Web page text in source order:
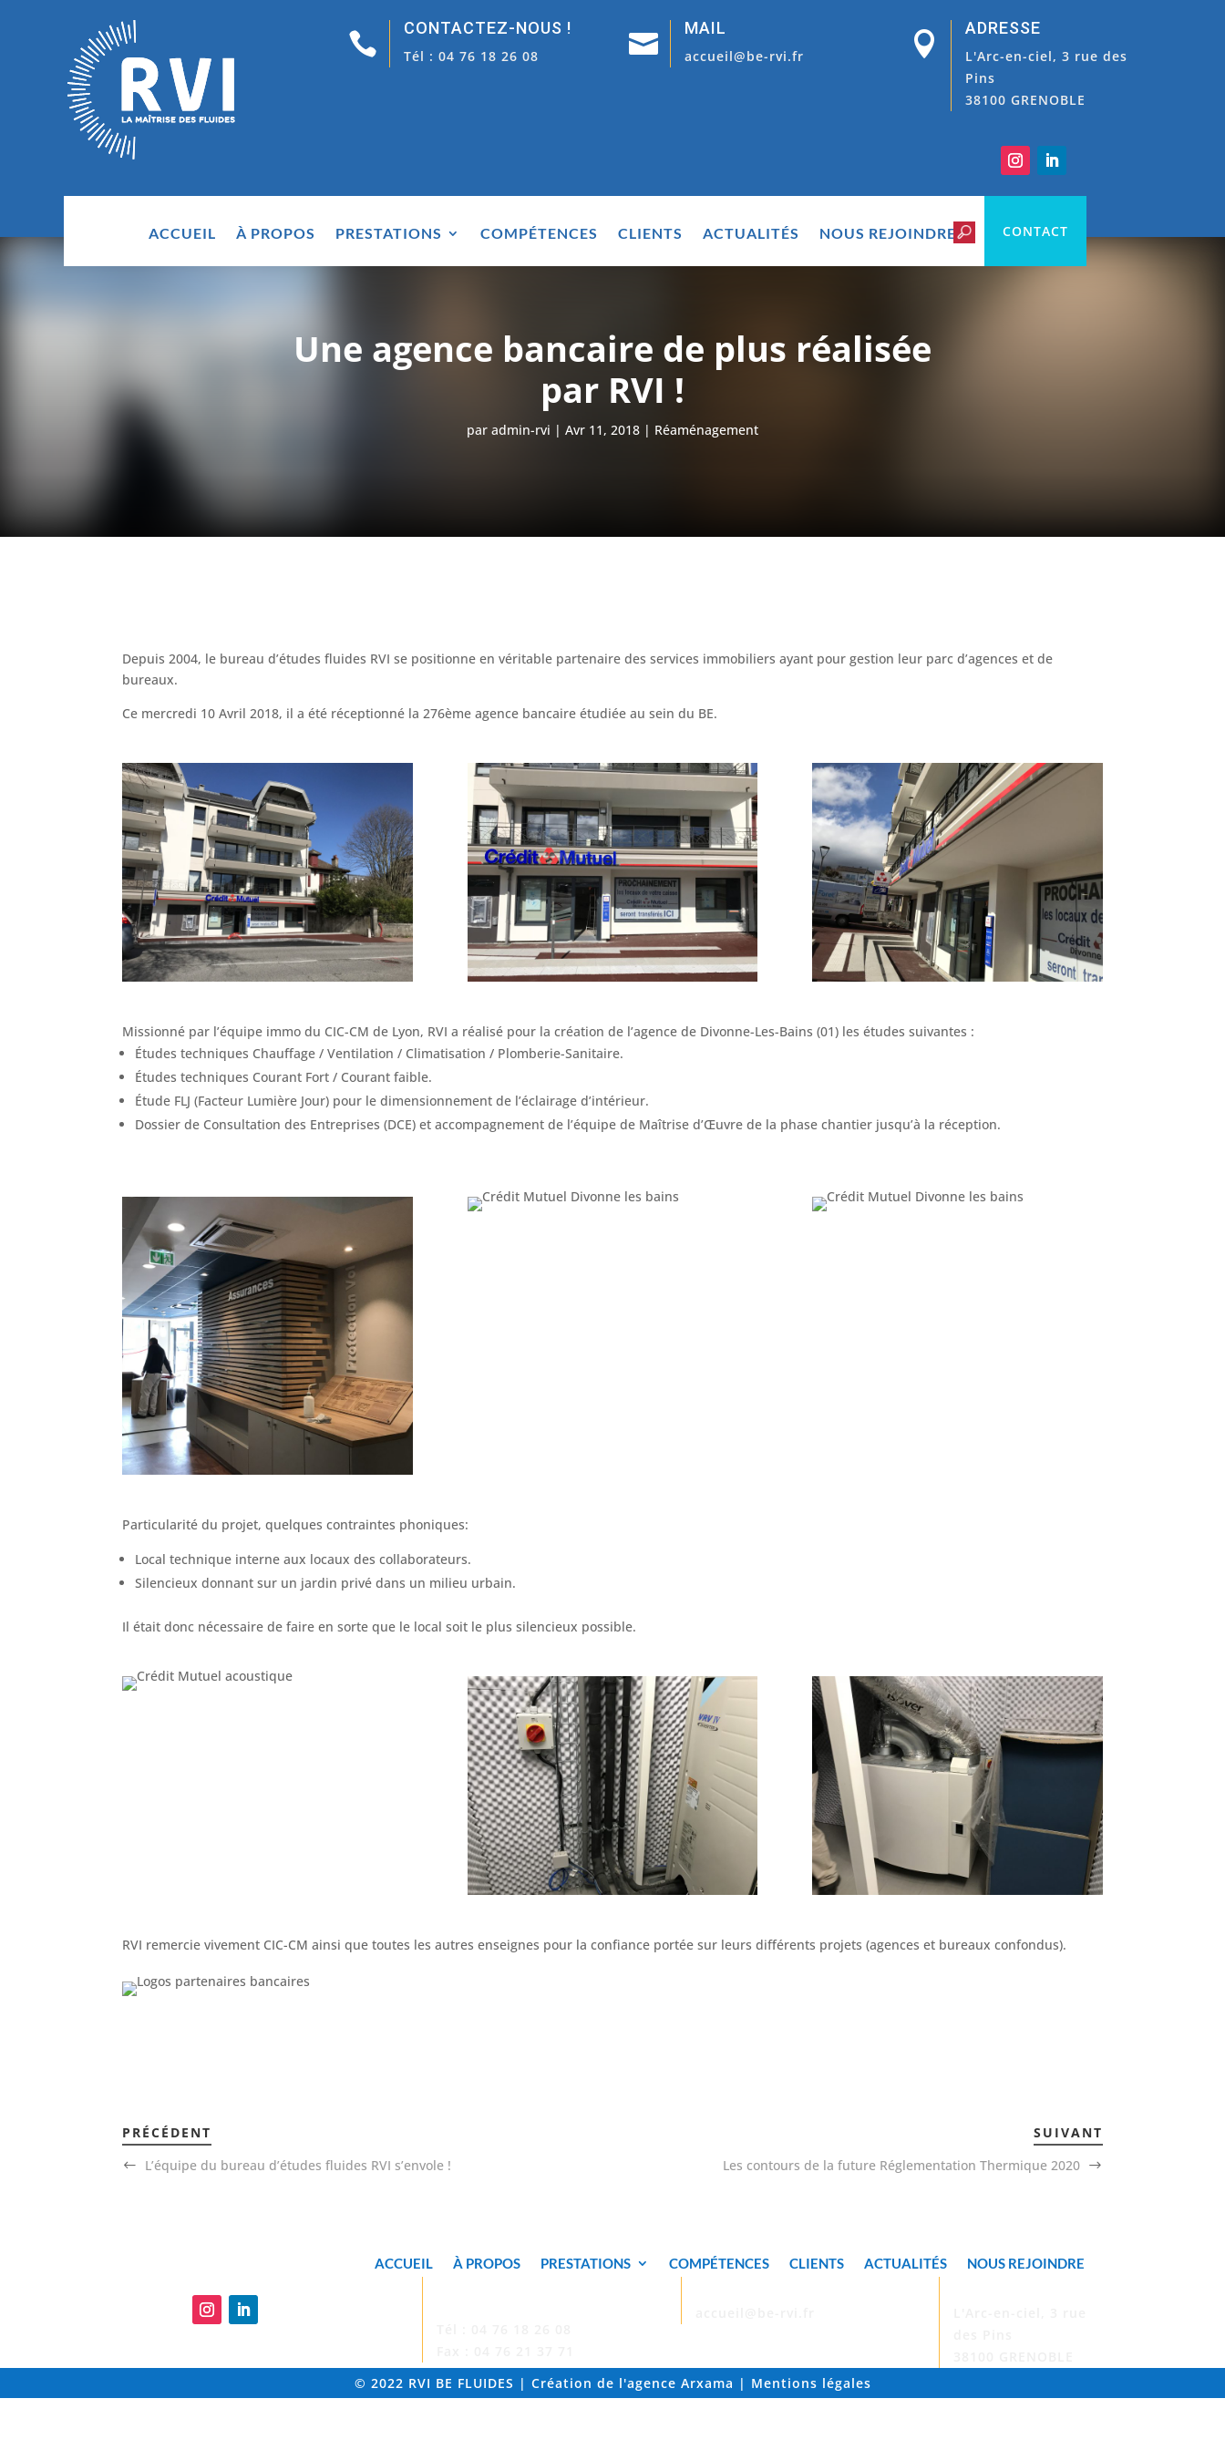

CONTACTEZ-NOUS !
Tél : 04 76 18 26 08 
MAIL
accueil@be-rvi.fr 
ADRESSE
L'Arc-en-ciel, 3 rue des
Pins
38100 GRENOBLE
ACCUEIL À PROPOS PRESTATIONS COMPÉTENCES CLIENTS ACTUALITÉS NOUS REJOINDRE CONTACT
Une agence bancaire de plus réalisée
par RVI !
par admin-rvi Avr 11, 2018 Réaménagement
Depuis 2004, le bureau d’études fluides RVI se positionne en véritable partenaire des services immobiliers ayant pour gestion leur parc d’agences et de
bureaux.
Ce mercredi 10 Avril 2018, il a été réceptionné la 276ème agence bancaire étudiée au sein du BE.
Missionné par l’équipe immo du CIC-CM de Lyon, RVI a réalisé pour la création de l’agence de Divonne-Les-Bains (01) les études suivantes :
Études techniques Chauffage / Ventilation / Climatisation / Plomberie-Sanitaire.
Études techniques Courant Fort / Courant faible.
Étude FLJ (Facteur Lumière Jour) pour le dimensionnement de l’éclairage d’intérieur.
Dossier de Consultation des Entreprises (DCE) et accompagnement de l’équipe de Maîtrise d’Œuvre de la phase chantier jusqu’à la réception.
Particularité du projet, quelques contraintes phoniques:
Local technique interne aux locaux des collaborateurs.
Silencieux donnant sur un jardin privé dans un milieu urbain.
Il était donc nécessaire de faire en sorte que le local soit le plus silencieux possible.
RVI remercie vivement CIC-CM ainsi que toutes les autres enseignes pour la confiance portée sur leurs différents projets (agences et bureaux confondus).
PRÉCÉDENT
L’équipe du bureau d’études fluides RVI s’envole !
SUIVANT
Les contours de la future Réglementation Thermique 2020
ACCUEIL À PROPOS PRESTATIONS COMPÉTENCES CLIENTS ACTUALITÉS NOUS REJOINDRE
© 2022 RVI BE FLUIDES | Création de l'agence Arxama | Mentions légales